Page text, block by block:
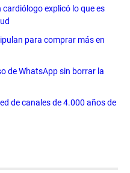
cardiólogo explicó lo que es
para comprar más en
de WhatsApp sin borrar la
de canales de 4.000 años de